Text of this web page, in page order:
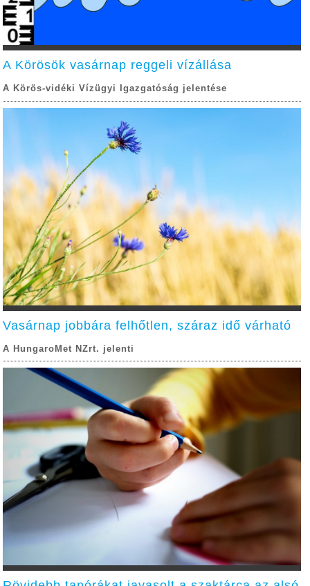
A Körösök vasárnap reggeli vízállása
A Körös-vidéki Vízügyi Igazgatóság jelentése
Vasárnap jobbára felhőtlen, száraz idő várható
A HungaroMet NZrt. jelenti